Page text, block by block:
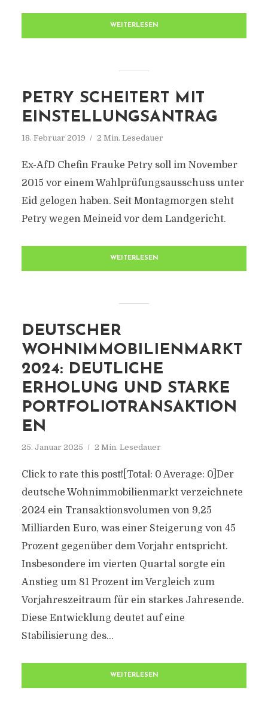
WEITERLESEN
PETRY SCHEITERT MIT
EINSTELLUNGSANTRAG
18. Februar 2019 2 Min. Lesedauer
Ex-AfD Chefin Frauke Petry soll im November
2015 vor einem Wahlprüfungsausschuss unter
Eid gelogen haben. Seit Montagmorgen steht
Petry wegen Meineid vor dem Landgericht.
WEITERLESEN
DEUTSCHER
WOHNIMMOBILIENMARKT
2024: DEUTLICHE
ERHOLUNG UND STARKE
PORTFOLIOTRANSAKTION
EN
25. Januar 2025 2 Min. Lesedauer
Click to rate this post![Total: 0 Average: 0]Der
deutsche Wohnimmobilienmarkt verzeichnete
2024 ein Transaktionsvolumen von 9,25
Milliarden Euro, was einer Steigerung von 45
Prozent gegenüber dem Vorjahr entspricht.
Insbesondere im vierten Quartal sorgte ein
Anstieg um 81 Prozent im Vergleich zum
Vorjahreszeitraum für ein starkes Jahresende.
Diese Entwicklung deutet auf eine
Stabilisierung des...
WEITERLESEN